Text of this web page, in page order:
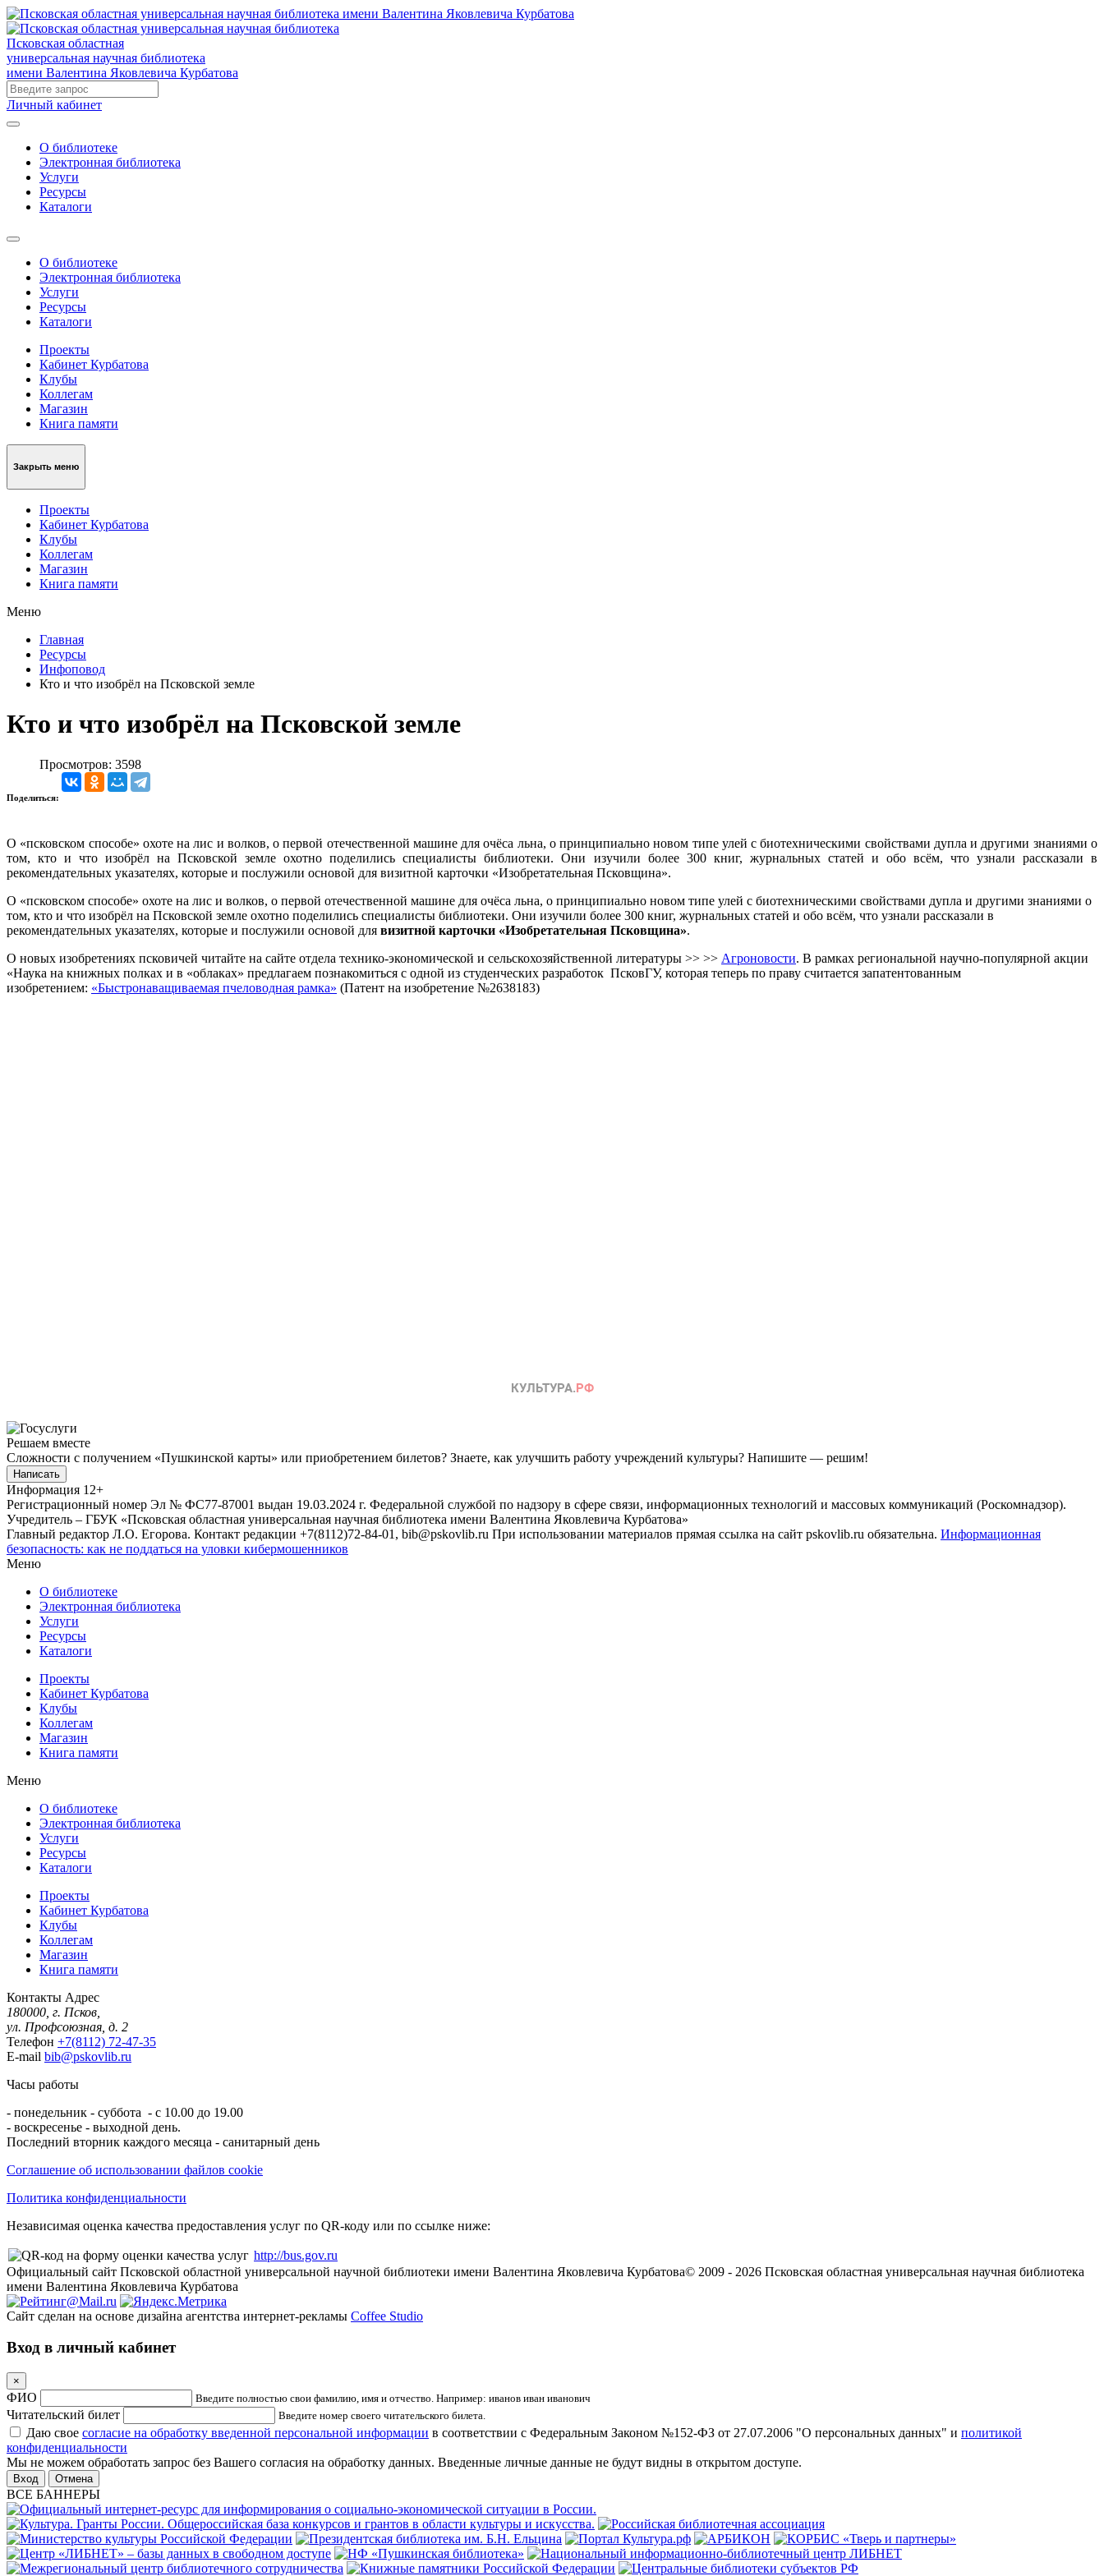
Псковская областная
универсальная научная библиотека
имени Валентина Яковлевича Курбатова
Личный кабинет
О библиотеке
Электронная библиотека
Услуги
Ресурсы
Каталоги
О библиотеке
Электронная библиотека
Услуги
Ресурсы
Каталоги
Проекты
Кабинет Курбатова
Клубы
Коллегам
Магазин
Книга памяти
Закрыть меню
Проекты
Кабинет Курбатова
Клубы
Коллегам
Магазин
Книга памяти
Меню
Главная
Ресурсы
Инфоповод
Кто и что изобрёл на Псковской земле
Кто и что изобрёл на Псковской земле
Просмотров: 3598
Поделиться:
О «псковском способе» охоте на лис и волков, о первой отечественной машине для очёса льна, о принципиально новом типе улей с биотехническими свойствами дупла и другими знаниями о
том, кто и что изобрёл на Псковской земле охотно поделились специалисты библиотеки. Они изучили более 300 книг, журнальных статей и обо всём, что узнали рассказали в
рекомендательных указателях, которые и послужили основой для визитной карточки «Изобретательная Псковщина».
О «псковском способе» охоте на лис и волков, о первой отечественной машине для очёса льна, о принципиально новом типе улей с биотехническими свойствами дупла и другими знаниями о
том, кто и что изобрёл на Псковской земле охотно поделились специалисты библиотеки. Они изучили более 300 книг, журнальных статей и обо всём, что узнали рассказали в
рекомендательных указателях, которые и послужили основой для визитной карточки «Изобретательная Псковщина».
О новых изобретениях псковичей читайте на сайте отдела технико-экономической и сельскохозяйственной литературы >> >> Агроновости. В рамках региональной научно-популярной акции
«Наука на книжных полках и в «облаках» предлагаем познакомиться с одной из студенческих разработок ПсковГУ, которая теперь по праву считается запатентованным
изобретением: «Быстронаващиваемая пчеловодная рамка» (Патент на изобретение №2638183)
Решаем вместе
Сложности с получением «Пушкинской карты» или приобретением билетов? Знаете, как улучшить работу учреждений культуры? Напишите — решим!
Написать
Информация 12+
Регистрационный номер Эл № ФС77-87001 выдан 19.03.2024 г. Федеральной службой по надзору в сфере связи, информационных технологий и массовых коммуникаций (Роскомнадзор).
Учредитель – ГБУК «Псковская областная универсальная научная библиотека имени Валентина Яковлевича Курбатова»
Главный редактор Л.О. Егорова. Контакт редакции +7(8112)72-84-01, bib@pskovlib.ru При использовании материалов прямая ссылка на сайт pskovlib.ru обязательна. Информационная
безопасность: как не поддаться на уловки кибермошенников
Меню
О библиотеке
Электронная библиотека
Услуги
Ресурсы
Каталоги
Проекты
Кабинет Курбатова
Клубы
Коллегам
Магазин
Книга памяти
Меню
О библиотеке
Электронная библиотека
Услуги
Ресурсы
Каталоги
Проекты
Кабинет Курбатова
Клубы
Коллегам
Магазин
Книга памяти
Контакты Адрес
180000, г. Псков,
ул. Профсоюзная, д. 2
Телефон +7(8112) 72-47-35
E-mail bib@pskovlib.ru
Часы работы
- понедельник - суббота - с 10.00 до 19.00
- воскресенье - выходной день.
Последний вторник каждого месяца - санитарный день
Соглашение об использовании файлов cookie
Политика конфиденциальности
Независимая оценка качества предоставления услуг по QR-коду или по ссылке ниже:
http://bus.gov.ru
Официальный сайт Псковской областной универсальной научной библиотеки имени Валентина Яковлевича Курбатова© 2009 - 2026 Псковская областная универсальная научная библиотека
имени Валентина Яковлевича Курбатова
Сайт сделан на основе дизайна агентства интернет-рекламы Coffee Studio
Вход в личный кабинет
×
ФИО Введите полностью свои фамилию, имя и отчество. Например: иванов иван иванович
Читательский билет Введите номер своего читательского билета.
Даю свое согласие на обработку введенной персональной информации в соответствии с Федеральным Законом №152-ФЗ от 27.07.2006 "О персональных данных" и политикой
конфиденциальности
Мы не можем обработать запрос без Вашего согласия на обработку данных. Введенные личные данные не будут видны в открытом доступе.
Отмена
ВСЕ БАННЕРЫ